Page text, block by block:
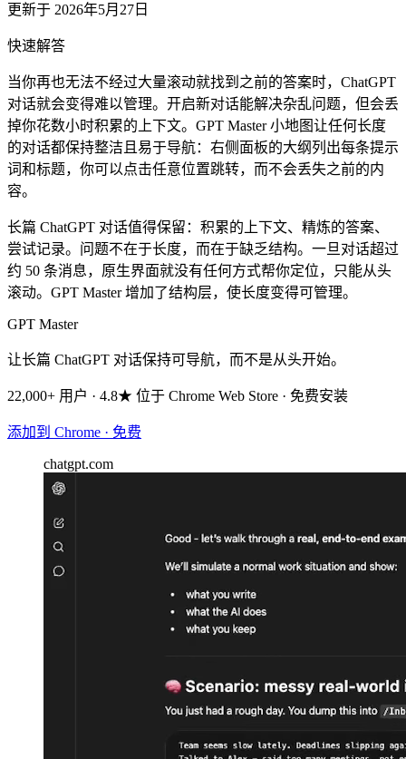
更新于 2026年5月27日
快速解答
当你再也无法不经过大量滚动就找到之前的答案时，ChatGPT
对话就会变得难以管理。开启新对话能解决杂乱问题，但会丢
掉你花数小时积累的上下文。GPT Master 小地图让任何长度
的对话都保持整洁且易于导航：右侧面板的大纲列出每条提示
词和标题，你可以点击任意位置跳转，而不会丢失之前的内
容。
长篇 ChatGPT 对话值得保留：积累的上下文、精炼的答案、
尝试记录。问题不在于长度，而在于缺乏结构。一旦对话超过
约 50 条消息，原生界面就没有任何方式帮你定位，只能从头
滚动。GPT Master 增加了结构层，使长度变得可管理。
GPT Master
让长篇 ChatGPT 对话保持可导航，而不是从头开始。
22,000+ 用户 · 4.8★ 位于 Chrome Web Store · 免费安装
添加到 Chrome · 免费
chatgpt.com